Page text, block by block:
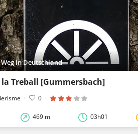
in Deutschland
la Treball [Gummersbach]
· 0 ·
469 m 03h01